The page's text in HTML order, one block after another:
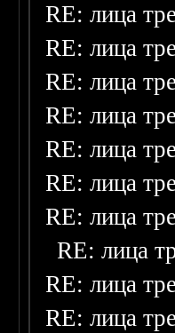
RE: лица
RE: лица
RE: лица
RE: лица
RE: лица
RE: лица
RE: лица
RE: лица
RE: лица
RE: лица